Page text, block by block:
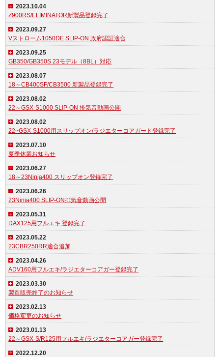
2023.10.04
Z900RS/ELIMINATOR新製品登録完了
2023.09.27
Vストローム1050DE SLIP-ON 政府認証適合
2023.09.25
GB350/GB350S 23モデル（8BL）対応
2023.08.07
18～CB400SF/CB3500 新製品登録完了
2023.08.02
22～GSX-S1000 SLIP-ON 排気音動画公開
2023.08.02
22~GSX-S1000用スリップオン/ラジエターコアガード登録完了
2023.07.10
夏季休業お知らせ
2023.06.27
18～23Ninja400 スリップオン登録完了
2023.06.26
23Ninja400 SLIP-ON排気音動画公開
2023.05.31
DAX125用フルエキ 登録完了
2023.05.22
23CBR250RR適合追加
2023.04.26
ADV160用フルエキ/ラジエターコアガー登録完了
2023.03.30
製造販売終了のお知らせ
2023.02.13
価格変更のお知らせ
2023.01.13
22～GSX-S/R125用フルエキ/ラジエターコアガー登録完了
2022.12.20